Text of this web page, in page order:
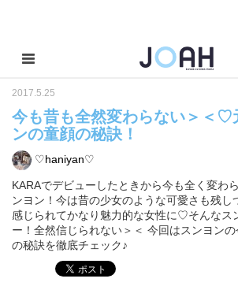
2017.5.25
今も昔も全然変わらない＞＜♡
ンの童顔の秘訣！
♡haniyan♡
KARAでデビューしたときから今も全く変わ
ンヨン！今は昔の少女のような可愛さも残し
感じられてかなり魅力的な女性に♡そんなス
ー！全然信じられない＞＜ 今回はスンヨン
の秘訣を徹底チェック♪